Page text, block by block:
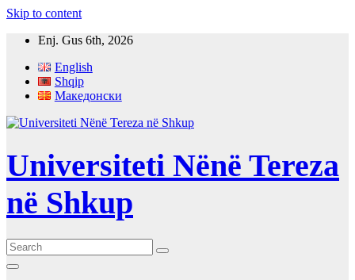
Skip to content
Enj. Gus 6th, 2026
English
Shqip
Македонски
Universiteti Nënë Tereza
në Shkup